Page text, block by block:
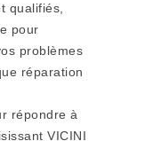
qualifiés,
pour
problèmes
réparation
répondre à
VICINI